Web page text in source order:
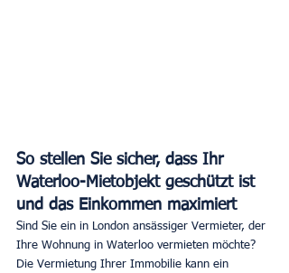
So stellen Sie sicher, dass Ihr
Waterloo-Mietobjekt geschützt ist
und das Einkommen maximiert
Sind Sie ein in London ansässiger Vermieter, der
Ihre Wohnung in Waterloo vermieten möchte?
Die Vermietung Ihrer Immobilie kann ein